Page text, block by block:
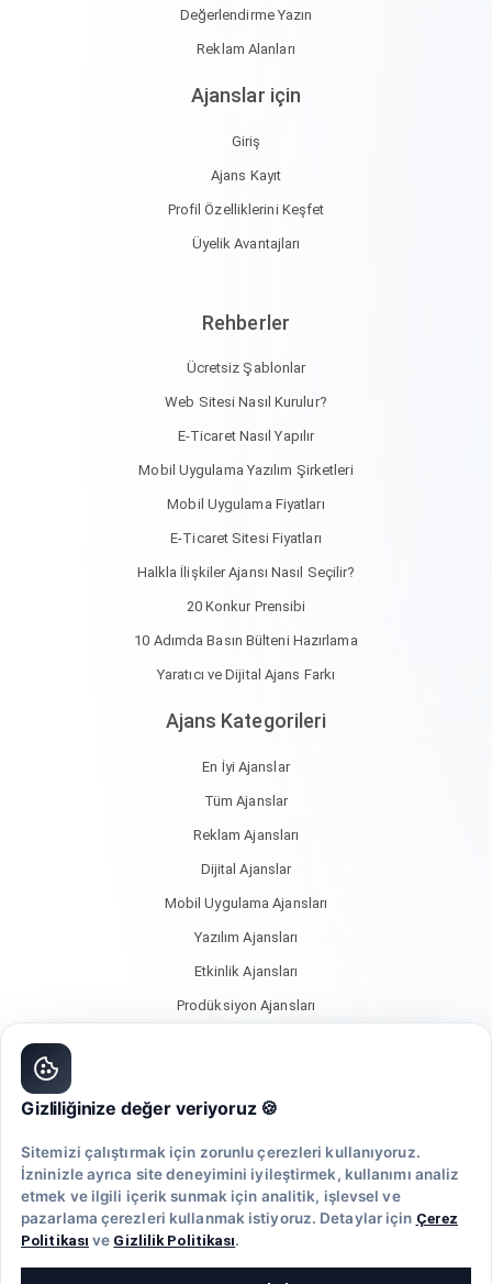
Ajans Kategorileri
En İyi Ajanslar
Tüm Ajanslar
Reklam Ajansları
Dijital Ajanslar
Mobil Uygulama Ajansları
Yazılım Ajansları
Etkinlik Ajansları
Prodüksiyon Ajansları
Tasarım & Deneyim Ajansları
Sosyal Medya Ajansları
Rehberler
Ücretsiz Şablonlar
Web Sitesi Nasıl Kurulur?
E-Ticaret Nasıl Yapılır
Mobil Uygulama Yazılım Şirketleri
Mobil Uygulama Fiyatları
E-Ticaret Sitesi Fiyatları
Halkla İlişkiler Ajansı Nasıl Seçilir?
20 Konkur Prensibi
10 Adımda Basın Bülteni Hazırlama
Yaratıcı ve Dijital Ajans Farkı
Değerlendirme Yazın
Reklam Alanları
Ajanslar için
Giriş
Ajans Kayıt
Profil Özelliklerini Keşfet
Üyelik Avantajları
© 2020 Ajansara, müşteri yorumlarıyla markaların kendilerine en uygun
Gizliliğinize değer veriyoruz 🍪
Sitemizi çalıştırmak için zorunlu çerezleri kullanıyoruz.
İzninizle ayrıca site deneyimini iyileştirmek, kullanımı analiz
etmek ve ilgili içerik sunmak için analitik, işlevsel ve
pazarlama çerezleri kullanmak istiyoruz. Detaylar için Çerez
Politikası ve Gizlilik Politikası.